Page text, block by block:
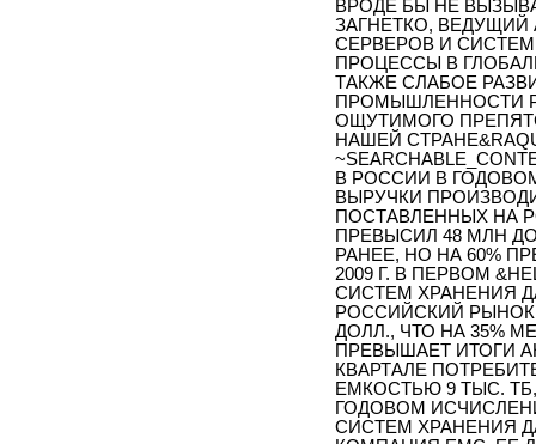
ВРОДЕ БЫ НЕ
ЗАГНЕТКО,
СЕРВЕРОВ И
ПРОЦЕССЫ В
ТАКЖЕ СЛАБОЕ
ПРОМЫШЛЕННОСТИ
ОЩУТИМОГО
НАШЕЙ
В РОССИИ В
ВЫРУЧКИ
ПОСТАВЛЕННЫХ НА
ПРЕВЫСИЛ 48 МЛН
РАНЕЕ, НО НА 60%
2009 Г. В ПЕРВОМ
СИСТЕМ ХРАНЕНИЯ
РОССИЙСКИЙ РЫНОК,
ДОЛЛ., ЧТО НА 35%
ПРЕВЫШАЕТ ИТОГИ
КВАРТАЛЕ
ЕМКОСТЬЮ 9 ТЫС.
ГОДОВОМ
СИСТЕМ ХРАНЕНИЯ